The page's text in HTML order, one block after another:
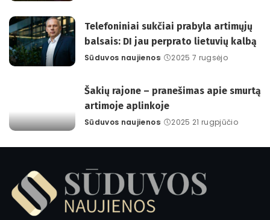
Telefoniniai sukčiai prabyla artimųjų
balsais: DI jau perprato lietuvių kalbą
Posted
Sūduvos naujienos 2025 7 rugsėjo
Šakių rajone – pranešimas apie smurtą
artimoje aplinkoje
Posted
Sūduvos naujienos 2025 21 rugpjūčio